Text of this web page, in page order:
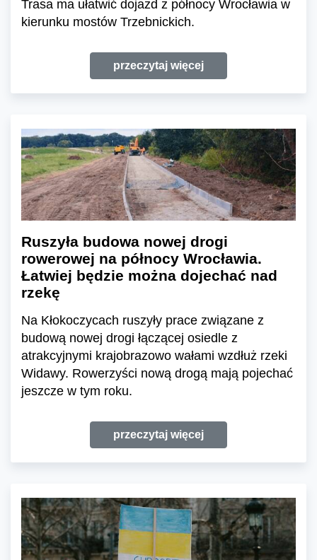
Trasa ma ułatwić dojazd z północy Wrocławia w
kierunku mostów Trzebnickich.
przeczytaj więcej
Ruszyła budowa nowej drogi
rowerowej na północy Wrocławia.
Łatwiej będzie można dojechać nad
rzekę
Na Kłokoczycach ruszyły prace związane z
budową nowej drogi łączącej osiedle z
atrakcyjnymi krajobrazowo wałami wzdłuż rzeki
Widawy. Rowerzyści nową drogą mają pojechać
jeszcze w tym roku.
przeczytaj więcej